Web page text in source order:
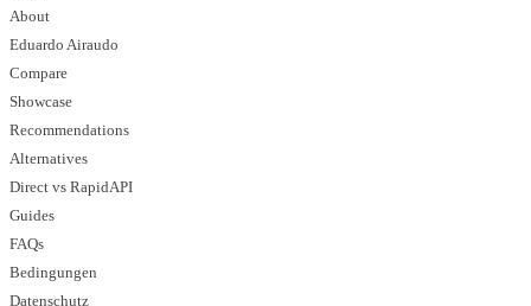
About
Eduardo Airaudo
Compare
Showcase
Recommendations
Alternatives
Direct vs RapidAPI
Guides
FAQs
Bedingungen
Datenschutz